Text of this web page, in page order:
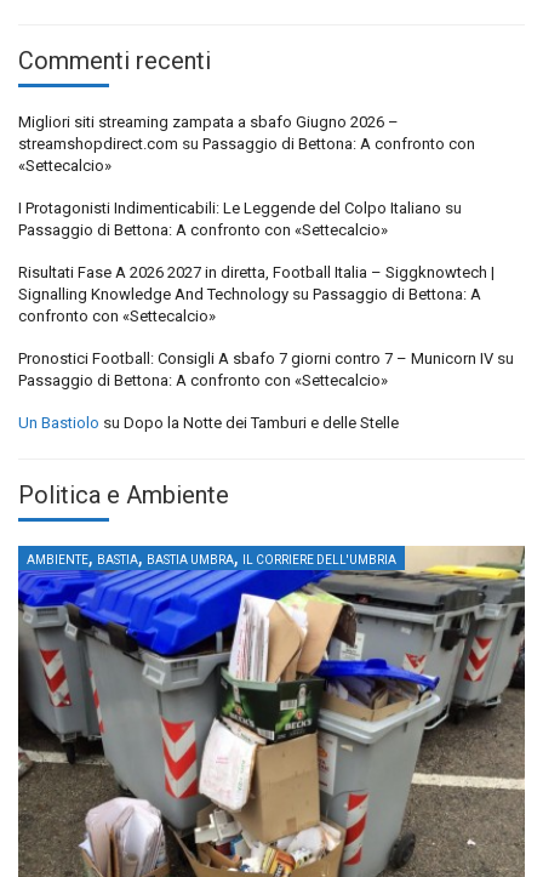
Commenti recenti
Migliori siti streaming zampata a sbafo Giugno 2026 –
streamshopdirect.com su Passaggio di Bettona: A confronto con
«Settecalcio»
I Protagonisti Indimenticabili: Le Leggende del Colpo Italiano su
Passaggio di Bettona: A confronto con «Settecalcio»
Risultati Fase A 2026 2027 in diretta, Football Italia – Siggknowtech |
Signalling Knowledge And Technology su Passaggio di Bettona: A
confronto con «Settecalcio»
Pronostici Football: Consigli A sbafo 7 giorni contro 7 – Municorn IV su
Passaggio di Bettona: A confronto con «Settecalcio»
Un Bastiolo su Dopo la Notte dei Tamburi e delle Stelle
Politica e Ambiente
AMBIENTE, BASTIA, BASTIA UMBRA, IL CORRIERE DELL'UMBRIA